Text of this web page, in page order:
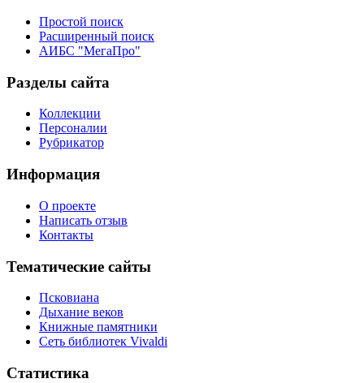
Простой поиск
Расширенный поиск
АИБС "МегаПро"
Разделы сайта
Коллекции
Персоналии
Рубрикатор
Информация
О проекте
Написать отзыв
Контакты
Тематические сайты
Псковиана
Дыхание веков
Книжные памятники
Сеть библиотек Vivaldi
Статистика